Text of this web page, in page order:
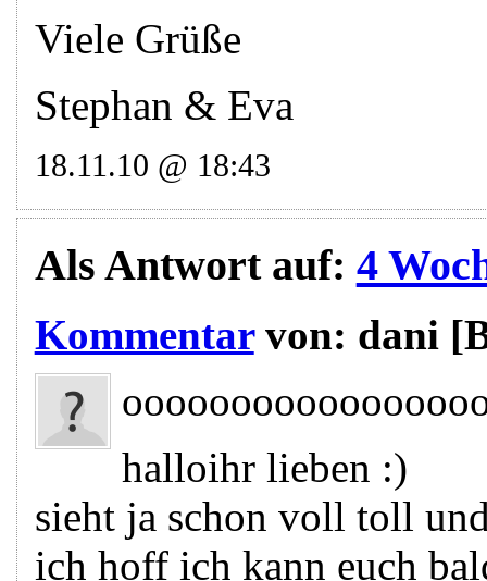
Viele Grüße
Stephan & Eva
18.11.10 @ 18:43
Als Antwort auf: 4
Kommentarvon: dani
halloihr lieben :)
sieht ja schon voll toll
ich hoff ich kann euch